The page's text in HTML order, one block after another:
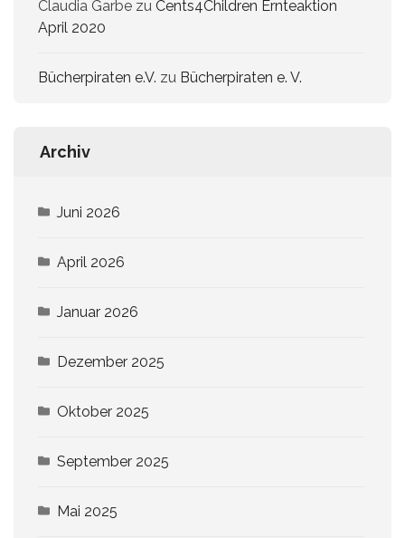
Claudia Garbe zu Cents4Children Ernteaktion
April 2020
Bücherpiraten e.V. zu Bücherpiraten e. V.
Archiv
Juni 2026
April 2026
Januar 2026
Dezember 2025
Oktober 2025
September 2025
Mai 2025